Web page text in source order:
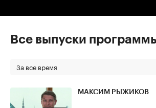
Все выпуски
За все время
МАКСИМ РЫЖИКОВ